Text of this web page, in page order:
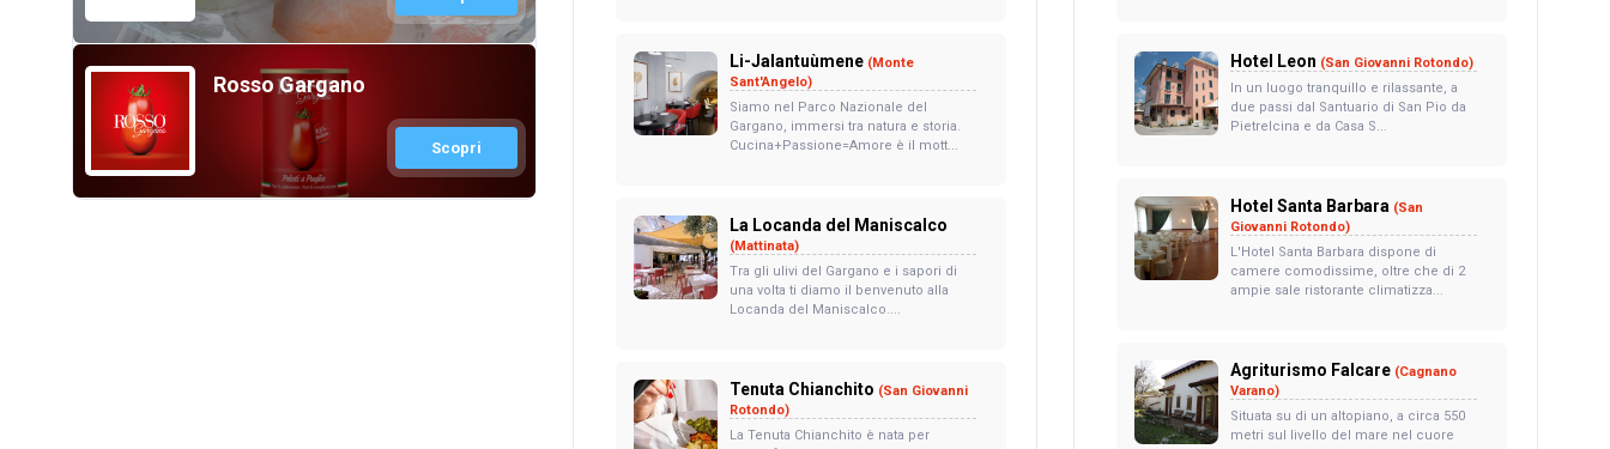
Rosso Gargano
Scopri
Li-Jalantuùmene (Monte
Sant'Angelo)
Siamo nel Parco Nazionale del
Gargano, immersi tra natura e storia.
Cucina+Passione=Amore è il mott...
La Locanda del Maniscalco
(Mattinata)
Tra gli ulivi del Gargano e i sapori di
una volta ti diamo il benvenuto alla
Locanda del Maniscalco....
Tenuta Chianchito (San Giovanni
Rotondo)
La Tenuta Chianchito è nata per
Hotel Leon (San Giovanni Rotondo)
In un luogo tranquillo e rilassante, a
due passi dal Santuario di San Pio da
Pietrelcina e da Casa S...
Hotel Santa Barbara (San
Giovanni Rotondo)
L'Hotel Santa Barbara dispone di
camere comodissime, oltre che di 2
ampie sale ristorante climatizza...
Agriturismo Falcare (Cagnano
Varano)
Situata su di un altopiano, a circa 550
metri sul livello del mare nel cuore